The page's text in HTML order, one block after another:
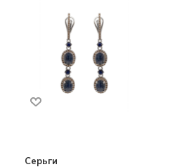
Серьги